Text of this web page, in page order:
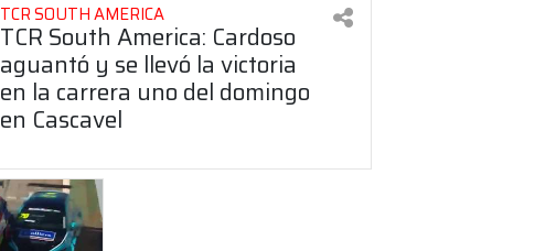
TCR SOUTH AMERICA
TCR South America: Cardoso
aguantó y se llevó la victoria
en la carrera uno del domingo
en Cascavel